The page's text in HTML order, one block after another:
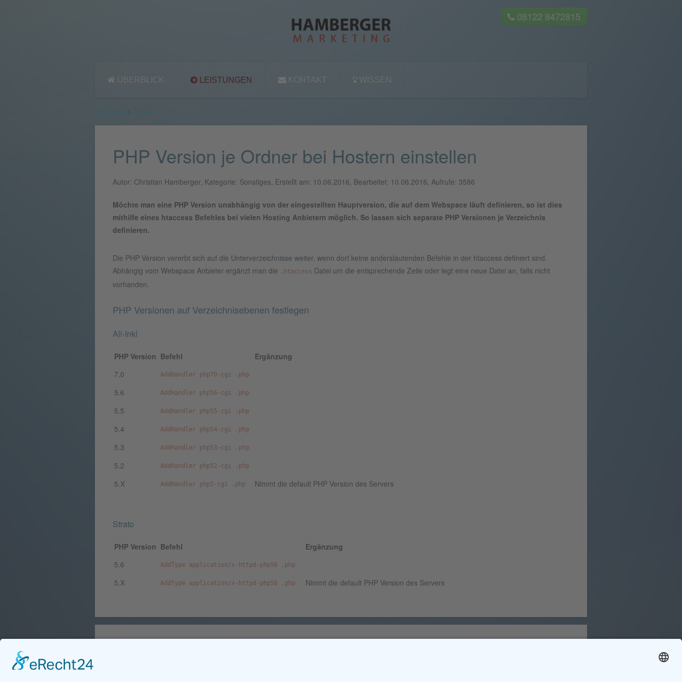
08122 8472815
ÜBERBLICK LEISTUNGEN KONTAKT WISSEN
PHP Version je Ordner bei Hostern einstellen
Autor: Christian Hamberger, Kategorie: Sonstiges, Erstellt am: 10.06.2016, Bearbeitet: 10.06.2016, Aufrufe: 3586
Möchte man eine PHP Version unabhängig von der eingestellten Hauptversion, die auf dem Webspace läuft definieren, so ist dies
mithilfe eines htaccess Befehles bei vielen Hosting Anbietern möglich. So lassen sich separate PHP Versionen je Verzeichnis
definieren.
Die PHP Version vererbt sich auf die Unterverzeichnisse weiter, wenn dort keine anderslautenden Befehle in der htaccess definiert sind.
Abhängig vom Webspace Anbieter ergänzt man die .htaccess Datei um die entsprechende Zeile oder legt eine neue Datei an, falls nicht
vorhanden.
PHP Versionen auf Verzeichnisebenen festlegen
All-Inkl
PHP Version Befehl
Ergänzung
7.0
AddHandler php70-cgi .php
5.6 AddHandler php56-cgi .php
5.5 AddHandler php55-cgi .php
5.4 AddHandler php54-cgi .php
5.3 AddHandler php53-cgi .php
5.2 AddHandler php52-cgi .php
5.X AddHandler php5-cgi .php Nimmt die default PHP Version des Servers
Strato
PHP Version Befehl
Ergänzung
5.6
AddType application/x-httpd-php56 .php
5.X AddType application/x-httpd-php56 .php Nimmt die default PHP Version des Servers